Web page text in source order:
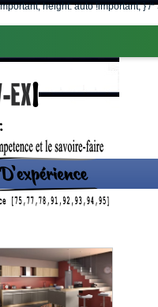
height: auto !important; } /